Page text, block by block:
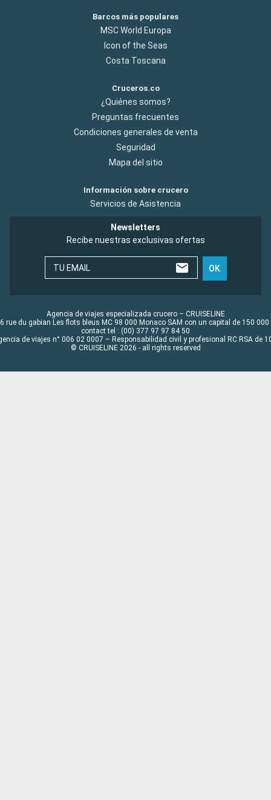
Barcos más populares
MSC World Europa
Icon of the Seas
Costa Toscana
Cruceros.co
¿Quiénes somos?
Preguntas frecuentes
Condiciones generales de venta
Seguridad
Mapa del sitio
Información sobre crucero
Servicios de Asistencia
Newsletters
Recibe nuestras exclusivas ofertas
TU EMAIL OK
Agencia de viajes especializada crucero – CRUISELINE
rue du gabian Les flots bleus MC 98 000 Monaco SAM con un capital de 150 000
contact tel : (00) 377 97 97 84 50
de viajes n° 006 02 0007 – Responsabilidad civil y profesional RC RSA de
© CRUISELINE 2026 - all rights reserved